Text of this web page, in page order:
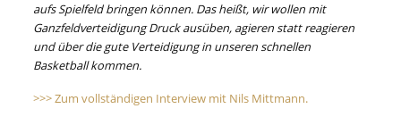
aufs Spielfeld bringen können. Das heißt, wir wollen mit
Ganzfeldverteidigung Druck ausüben, agieren statt reagieren
und über die gute Verteidigung in unseren schnellen
Basketball kommen.
>>> Zum vollständigen Interview mit Nils Mittmann.